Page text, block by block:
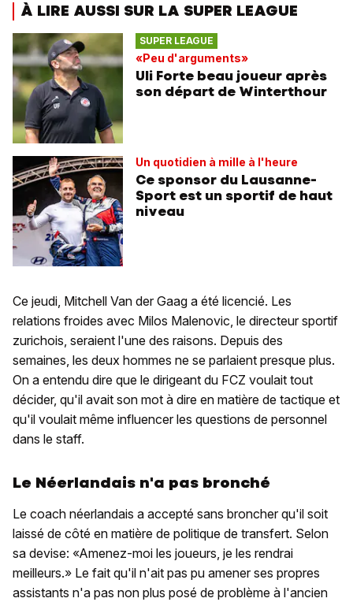
À LIRE AUSSI SUR LA SUPER LEAGUE
SUPER LEAGUE
«Peu d'arguments»
Uli Forte beau joueur après
son départ de Winterthour
Un quotidien à mille à l'heure
Ce sponsor du Lausanne-
Sport est un sportif de haut
niveau
Ce jeudi, Mitchell Van der Gaag a été licencié. Les
relations froides avec Milos Malenovic, le directeur sportif
zurichois, seraient l'une des raisons. Depuis des
semaines, les deux hommes ne se parlaient presque plus.
On a entendu dire que le dirigeant du FCZ voulait tout
décider, qu'il avait son mot à dire en matière de tactique et
qu'il voulait même influencer les questions de personnel
dans le staff.
Le Néerlandais n'a pas bronché
Le coach néerlandais a accepté sans broncher qu'il soit
laissé de côté en matière de politique de transfert. Selon
sa devise: «Amenez-moi les joueurs, je les rendrai
meilleurs.» Le fait qu'il n'ait pas pu amener ses propres
assistants n'a pas non plus posé de problème à l'ancien